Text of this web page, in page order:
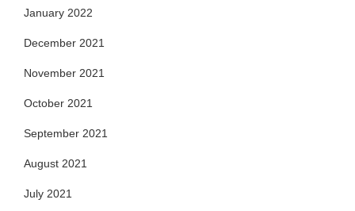
January 2022
December 2021
November 2021
October 2021
September 2021
August 2021
July 2021